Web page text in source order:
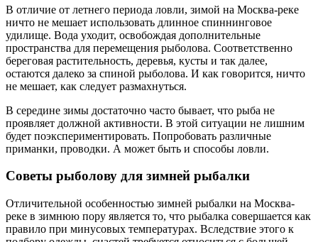
В отличие от летнего периода ловли, зимой на Москва-реке
ничто не мешает использовать длинное спиннинговое
удилище. Вода уходит, освобождая дополнительные
пространства для перемещения рыболова. Соответственно
береговая растительность, деревья, кусты и так далее,
остаются далеко за спиной рыболова. И как говорится, ничто
не мешает, как следует размахнуться.
В середине зимы достаточно часто бывает, что рыба не
проявляет должной активности. В этой ситуации не лишним
будет поэкспериментировать. Попробовать различные
приманки, проводки. А может быть и способы ловли.
Советы рыболову для зимней рыбалки
Отличительной особенностью зимней рыбалки на Москва-
реке в зимнюю пору является то, что рыбалка совершается как
правило при минусовых температурах. Вследствие этого к